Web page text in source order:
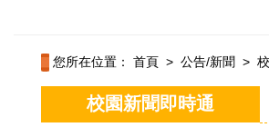
您所在位置： 首頁 > 公告/新聞 >
校園新聞即時通